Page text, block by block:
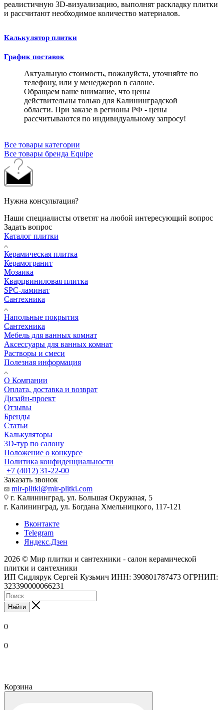
реалистичную 3D-визуализацию, выполнят раскладку плитки
и рассчитают необходимое количество материалов.
Калькулятор плитки
График поставок
Актуальную стоимость, пожалуйста, уточняйте по
телефону, или у менеджеров в салоне.
Обращаем ваше внимание, что цены
действительны только для Калининградской
области. При заказе в регионы РФ - цены
рассчитываются по индивидуальному запросу!
Все товары категории
Все товары бренда Equipe
Нужна консультация?
Наши специалисты ответят на любой интересующий вопрос
Задать вопрос
Каталог плитки
Керамическая плитка
Керамогранит
Мозаика
Кварцвиниловая плитка
SPC-ламинат
Сантехника
Напольные покрытия
Сантехника
Мебель для ванных комнат
Аксессуары для ванных комнат
Растворы и смеси
Полезная информация
О Компании
Оплата, доставка и возврат
Дизайн-проект
Отзывы
Бренды
Статьи
Калькуляторы
3D-тур по салону
Положение о конкурсе
Политика конфиденциальности
+7 (4012) 31-22-00
Заказать звонок
mir-plitki@mir-plitki.com
г. Калининград, ул. Большая Окружная, 5
г. Калининград, ул. Богдана Хмельницкого, 117-121
Вконтакте
Telegram
Яндекс.Дзен
2026 © Мир плитки и сантехники - салон керамической
плитки и сантехники
ИП Сидлярук Сергей Кузьмич ИНН: 390801787473 ОГРНИП:
323390000066231
Найти
0
0
Корзина